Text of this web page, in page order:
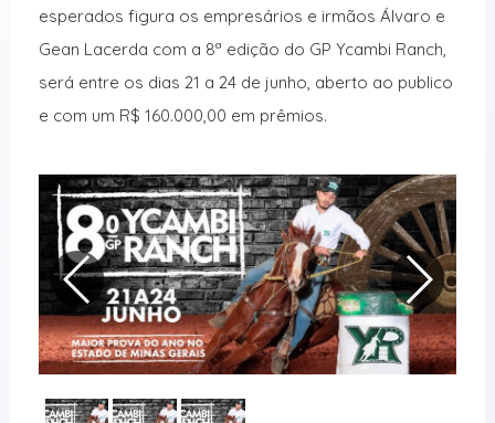
esperados figura os empresários e irmãos Álvaro e
Gean Lacerda com a 8ª edição do GP Ycambi Ranch,
será entre os dias 21 a 24 de junho, aberto ao publico
e com um R$ 160.000,00 em prêmios.